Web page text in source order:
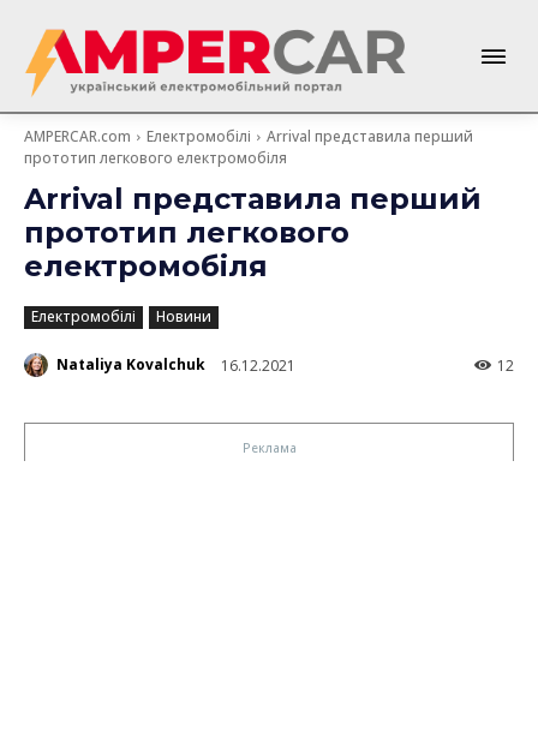
AMPERCAR.com Електромобілі
Arrival представила перший
прототип легкового електромобіля
Arrival представила перший
прототип легкового
електромобіля
Електромобілі Новини
Nataliya Kovalchuk 16.12.2021 12